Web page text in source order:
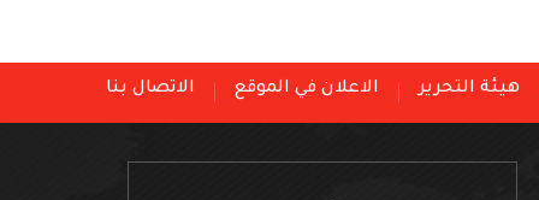
هيئة التحرير الاعلان في الموقع الاتصال بنا